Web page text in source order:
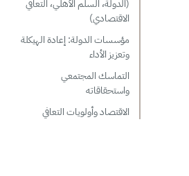
(الدولة، السلم الأهلي، التعافي
الاقتصادي)
مؤسسات الدولة: إعادة الهيكلة
وتعزيز الأداء
التماسك المجتمعي
واستحقاقاته
الاقتصاد وأولويات التعافي